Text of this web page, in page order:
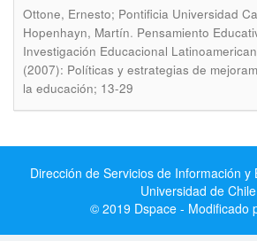
Ottone, Ernesto; Pontificia Universidad
Hopenhayn, Martín. Pensamiento
Investigación Educacional
(2007): Políticas y estrategias de
la educación; 13-29
Dirección de Servicios de Información y
Universidad de Chile
© 2019 Dspace - Modificado